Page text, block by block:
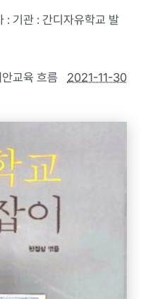
: 기관 : 간디자유학교 발
2021-11-30
안교육 흐름